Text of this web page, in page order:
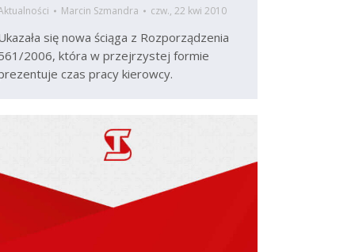
Marcin Szmandra czw., 22 kwi 2010
się nowa ściąga z Rozporządzenia
2006, która w przejrzystej formie
czas pracy kierowcy.